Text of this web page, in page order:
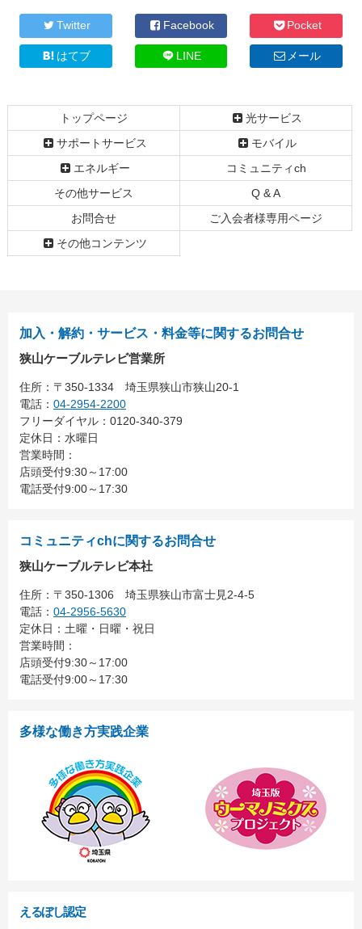
の
へ
戻
Twitter Facebook Pocket
はてブ LINE メール
トップページ
光サービス
サポートサービス
モバイル
エネルギー
コミュニティch
その他サービス
Q & A
お問合せ
ご入会者様専用ページ
その他コンテンツ
加入・解約・サービス・料金等に関するお問合せ
狭山ケーブルテレビ営業所
住所： 〒350-1334 埼玉県狭山市狭山20-1
電話： 04-2954-2200
フリーダイヤル：0120-340-379
定休日：水曜日
営業時間：
店頭受付9:30～17:00
電話受付9:00～17:30
コミュニティchに関するお問合せ
狭山ケーブルテレビ本社
住所： 〒350-1306 埼玉県狭山市富士見2-4-5
電話： 04-2956-5630
定休日：土曜・日曜・祝日
営業時間：
店頭受付9:30～17:00
電話受付9:00～17:30
多様な働き方実践企業
えるぼし認定